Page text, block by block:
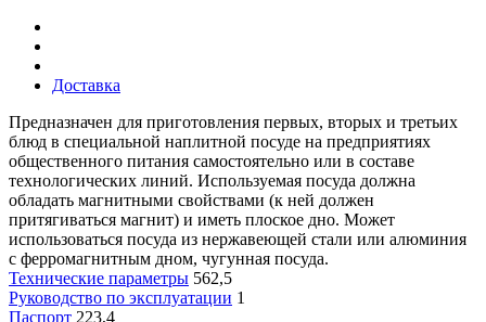
Доставка
Предназначен для приготовления первых, вторых и третьих
блюд в специальной наплитной посуде на предприятиях
общественного питания самостоятельно или в составе
технологических линий. Используемая посуда должна
обладать магнитными свойствами (к ней должен
притягиваться магнит) и иметь плоское дно. Может
использоваться посуда из нержавеющей стали или алюминия
с ферромагнитным дном, чугунная посуда.
Технические параметры 562,5
Руководство по эксплуатации 1
Паспорт 223,4